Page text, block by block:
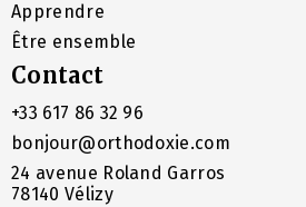
Apprendre
Être ensemble
Contact
+33 617 86 32 96
bonjour@orthodoxie.com
24 avenue Roland Garros
78140 Vélizy